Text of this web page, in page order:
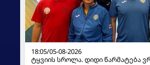
18:05/05-08-2026
ტყვიის სროლა. დიდი წარმატება